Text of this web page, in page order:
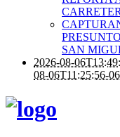
SAN
2026-08-
08-06T11:25:56-